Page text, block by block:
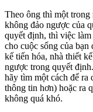
Theo ông thì một
không đảo ngược của
quyết định, thì việc
cho cuộc sống của
kế tiến hóa, nhà thiết
ngược trong quyết
hãy tìm một cách để ra
thông tin hơn) hoặc ra
không quá khó.